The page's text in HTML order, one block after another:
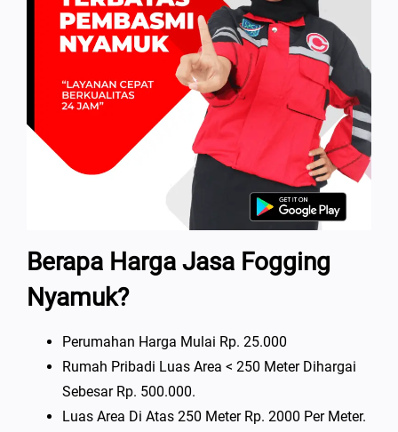
Berapa Harga Jasa Fogging
Nyamuk?
Perumahan Harga Mulai Rp. 25.000
Rumah Pribadi Luas Area < 250 Meter Dihargai
Sebesar Rp. 500.000.
Luas Area Di Atas 250 Meter Rp. 2000 Per Meter.